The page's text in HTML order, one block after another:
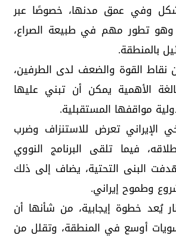
وفي عمق مدنها، خصوصًا عبر
وهو تطور مهم في طبيعة الصراع،
بالمنطقة.
القوة والضعف لدى الطرفين،
الأهمية يمكن أن تبني عليها
مواقفها المستقبلية.
الإيراني تعرض للاستنزاف وضرب
فيما تلقى البرنامج النووي
البنى التحتية، يضاف إلى ذلك
وطموح إيراني.
يُعد خطوة إيجابية، من شأنها أن
أوسع في المنطقة، وتقلل من